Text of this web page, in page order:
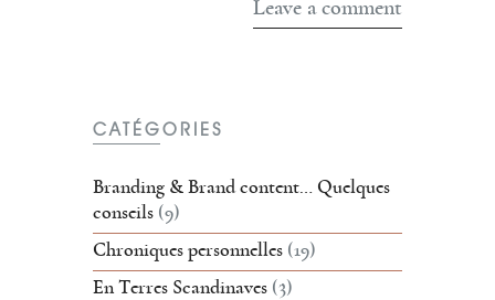
CATÉGORIES
Branding & Brand content… Quelques
conseils (9)
Chroniques personnelles (19)
En Terres Scandinaves (3)